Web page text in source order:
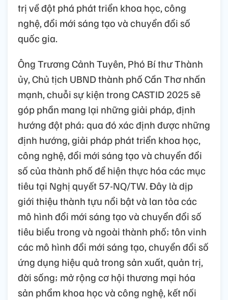
trị về đột phá phát triển khoa học, công
nghệ, đổi mới sáng tạo và chuyển đổi số
quốc gia.
Ông Trương Cảnh Tuyên, Phó Bí thư Thành
ủy, Chủ tịch UBND thành phố Cần Thơ nhấn
mạnh, chuỗi sự kiện trong CASTID 2025 sẽ
góp phần mang lại những giải pháp, định
hướng đột phá; qua đó xác định được những
định hướng, giải pháp phát triển khoa học,
công nghệ, đổi mới sáng tạo và chuyển đổi
số của thành phố để hiện thực hóa các mục
tiêu tại Nghị quyết 57-NQ/TW. Đây là dịp
giới thiệu thành tựu nổi bật và lan tỏa các
mô hình đổi mới sáng tạo và chuyển đổi số
tiêu biểu trong và ngoài thành phố; tôn vinh
các mô hình đổi mới sáng tạo, chuyển đổi số
ứng dụng hiệu quả trong sản xuất, quản trị,
đời sống; mở rộng cơ hội thương mại hóa
sản phẩm khoa học và công nghệ, kết nối